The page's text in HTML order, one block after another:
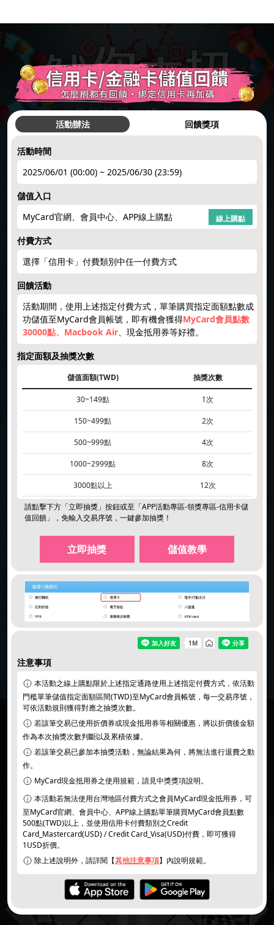
●
簽到禮1
hot
回饋10% 限時加碼
hot
楓幣回饋 賺200紅利
new
個資暨隱私權保護政策｜活動說明/登錄獎項
活動辦法 回饋獎項
活動時間
2025/06/01 (00:00) ~ 2025/06/30 (23:59)
儲值入口
MyCard官網、會員中心、APP線上購點
線上購點
付費方式
選擇「信用卡」付費類別中任一付費方式
回饋活動
活動期間，使用上述指定付費方式，單筆購買指定面額點數成
功儲值至MyCard會員帳號，即有機會獲得MyCard會員點數
30000點、Macbook Air 、現金抵用券等好禮。
指定面額及抽獎次數
儲值面額(TWD) 抽獎次數
30~149點 1次
150~499點 2次
500~999點 4次
1000~2999點 8次
3000點以上 12次
請點擊下方「立即抽獎」按鈕或至「APP活動專區-領獎專區-信用卡儲
值回饋」， 免輸入交易序號 ，一鍵參加抽獎！
立即抽獎 儲值教學
注意事項
本活動之線上購點限於上述指定通路使用上述指定付費方式，依活動
門檻單筆儲值指定面額區間(TWD)至MyCard會員帳號，每一交易序號，
可依活動規則獲得對應之抽獎次數。
若該筆交易已使用折價券或現金抵用券等相關優惠，將以折價後金額
作為本次抽獎次數判斷以及累積依據。
若該筆交易已參加本抽獎活動，無論結果為何，將無法進行退費之動
作。
MyCard現金抵用券之使用規範，請見中獎獎項說明。
本活動若無法使用台灣地區付費方式之會員MyCard現金抵用券，可
至MyCard官網、會員中心、APP線上購點單筆購買MyCard會員點數
500點(TWD)以上，並使用信用卡付費類別之Credit
Card_Mastercard(USD) / Credit Card_Visa(USD)付費，即可獲得
1USD折價。
除上述說明外，請詳閱【其他注意事項】內說明規範。